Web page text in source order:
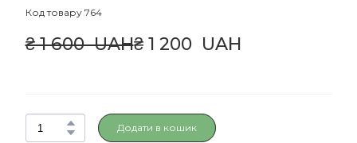
Код товару 764
₴ 1 600  UAH₴ 1 200  UAH
Додати в кошик